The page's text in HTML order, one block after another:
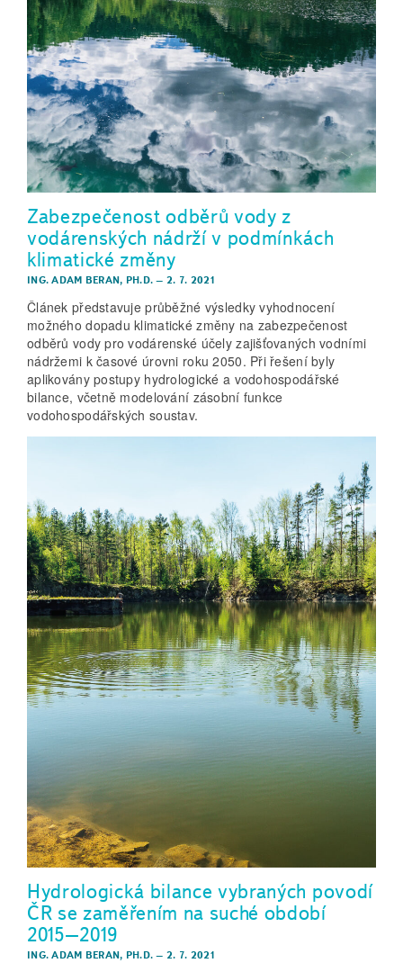
Zabezpečenost odběrů vody z
vodárenských nádrží v podmínkách
klimatické změny
ING. ADAM BERAN, PH.D. –2. 7. 2021
Článek představuje průběžné výsledky vyhodnocení
možného dopadu klimatické změny na zabezpečenost
odběrů vody pro vodárenské účely zajišťovaných vodními
nádržemi k časové úrovni roku 2050. Při řešení byly
aplikovány postupy hydrologické a vodohospodářské
bilance, včetně modelování zásobní funkce
vodohospodářských soustav.
Hydrologická bilance vybraných povodí
ČR se zaměřením na suché období
2015–2019
ING. ADAM BERAN, PH.D. –2. 7. 2021